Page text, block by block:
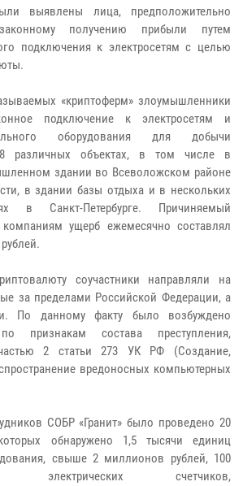
выявлены лица, предположительно
получению прибыли путем
подключения к электросетям с целью
«криптоферм» злоумышленники
подключение к электросетям и
оборудования для добычи
различных объектах, в том числе в
здании во Всеволожском районе
в здании базы отдыха и в нескольких
в Санкт-Петербурге. Причиняемый
ущерб ежемесячно составлял
соучастники направляли на
за пределами Российской Федерации, а
По данному факту было возбуждено
признакам состава преступления,
частью 2 статьи 273 УК РФ (Создание,
вредоносных компьютерных
СОБР «Гранит» было проведено 20
обнаружено 1,5 тысячи единиц
свыше 2 миллионов рублей, 100
электрических счетчиков,